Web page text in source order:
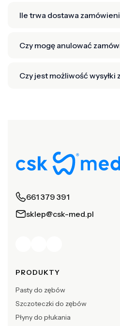
Ile trwa dostawa
Czy mogę anulować
Czy jest możliwość wysyłki
661 379 391
sklep@csk-med.pl
Linki w stopce
PRODUKTY
Pasty do zębów
Szczoteczki do zębów
Płyny do płukania